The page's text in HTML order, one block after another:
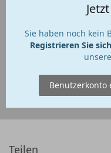
Sie haben noch kein
Registrieren Sie
Benutzerkonto
Teilen